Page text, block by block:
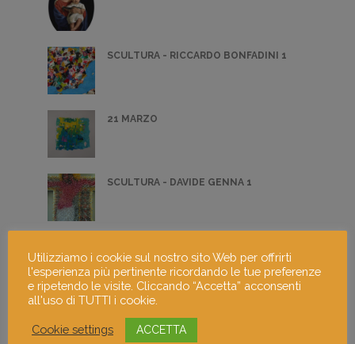
SCULTURA - RICCARDO BONFADINI 1
21 MARZO
SCULTURA - DAVIDE GENNA 1
Utilizziamo i cookie sul nostro sito Web per offrirti
l'esperienza più pertinente ricordando le tue preferenze
e ripetendo le visite. Cliccando “Accetta” acconsenti
all'uso di TUTTI i cookie.
Cookie settings ACCETTA